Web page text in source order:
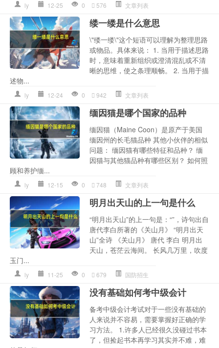
ly 12-25 0 576 文章列表
缕一缕是什么意思
\"缕一缕\"这个短语可以理解为整理思路
或物品。具体来说： 1. 当用于描述思路
时，意味着重新组织或澄清混乱或不清
晰的思维，使之条理顺畅。 2. 当用于描
述物...
ly 12-24 0 942 文章列表
缅因猫是哪个国家的品种
缅因猫（Maine Coon）是原产于美国
缅因州的长毛猫品种 其他小伙伴的相似
问题： 缅因猫有哪些特征和品种？ 缅
因猫与其他猫品种有哪些区别？ 如何照
顾和养护缅...
ly 12-15 0 748 文章列表
明月出天山的上一句是什么
“明月出天山”的上一句是：“”，诗句出自
唐代李白所著的《关山月》 “明月出天
山”全诗 《关山月》 唐代 李白 明月出
天山，苍茫云海间。 长风几万里，吹度
玉门...
ly 11-25 0 679 国防招生
没有基础如何考中级会计
备考中级会计考试对于一些没有基础的
人来说并不容易，需要掌握好正确的学
习方法。 1.许多人已经很久没碰过书本
了，但捡起书本再学习其实并不难，难